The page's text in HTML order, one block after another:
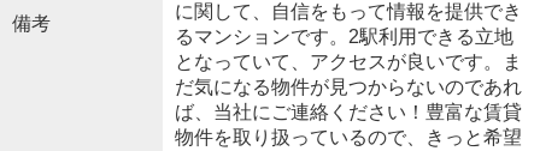
備考
に関して、自信をもって情報を提供でき
るマンションです。2駅利用できる立地
となっていて、アクセスが良いです。ま
だ気になる物件が見つからないのであれ
ば、当社にご連絡ください！豊富な賃貸
物件を取り扱っているので、きっと希望